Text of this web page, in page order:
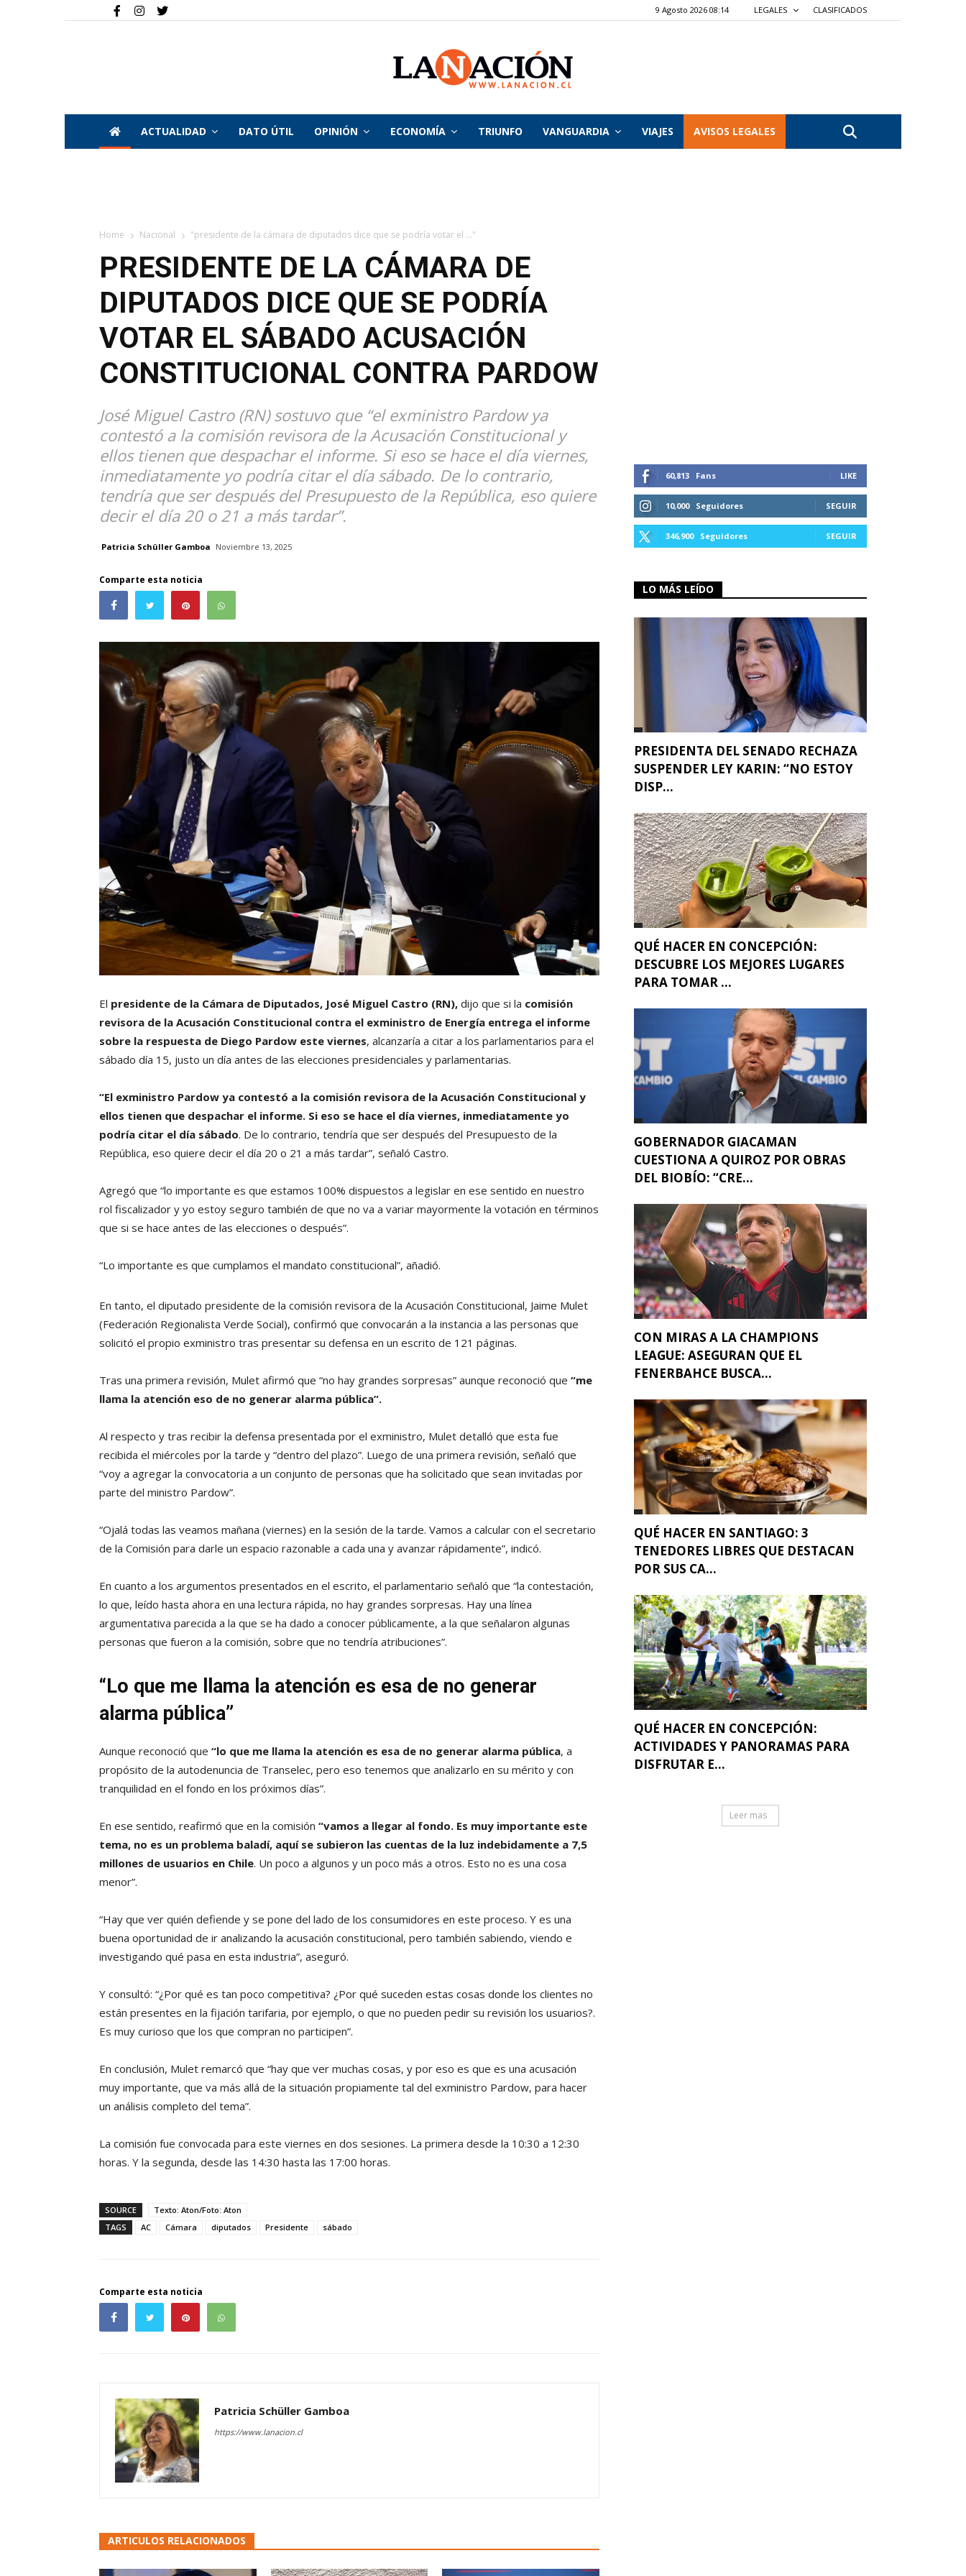
9 Agosto 2026 08:14 LEGALES CLASIFICADOS
La
ACTUALIDAD DATO ÚTIL OPINIÓN ECONOMÍA TRIUNFO VANGUARDIA VIAJES AVISOS LEGALES
Home Nacional "presidente de la cámara de diputados dice que se podría votar el ..."
PRESIDENTE DE LA CÁMARA DE
DIPUTADOS DICE QUE SE PODRÍA
VOTAR EL SÁBADO ACUSACIÓN
CONSTITUCIONAL CONTRA PARDOW
José Miguel Castro (RN) sostuvo que “el exministro Pardow ya
contestó a la comisión revisora de la Acusación Constitucional y
ellos tienen que despachar el informe. Si eso se hace el día viernes,
inmediatamente yo podría citar el día sábado. De lo contrario,
tendría que ser después del Presupuesto de la República, eso quiere
decir el día 20 o 21 a más tardar”.
Patricia Schüller Gamboa Noviembre 13, 2025
Comparte esta noticia
El presidente de la Cámara de Diputados, José Miguel Castro (RN), dijo que si la comisión
revisora de la Acusación Constitucional contra el exministro de Energía entrega el informe
sobre la respuesta de Diego Pardow este viernes, alcanzaría a citar a los parlamentarios para el
sábado día 15, justo un día antes de las elecciones presidenciales y parlamentarias.
“El exministro Pardow ya contestó a la comisión revisora de la Acusación Constitucional y
ellos tienen que despachar el informe. Si eso se hace el día viernes, inmediatamente yo
podría citar el día sábado. De lo contrario, tendría que ser después del Presupuesto de la
República, eso quiere decir el día 20 o 21 a más tardar”, señaló Castro.
Agregó que “lo importante es que estamos 100% dispuestos a legislar en ese sentido en nuestro
rol fiscalizador y yo estoy seguro también de que no va a variar mayormente la votación en términos
que si se hace antes de las elecciones o después”.
“Lo importante es que cumplamos el mandato constitucional”, añadió.
En tanto, el diputado presidente de la comisión revisora de la Acusación Constitucional, Jaime Mulet
(Federación Regionalista Verde Social), confirmó que convocarán a la instancia a las personas que
solicitó el propio exministro tras presentar su defensa en un escrito de 121 páginas.
Tras una primera revisión, Mulet afirmó que “no hay grandes sorpresas” aunque reconoció que “me
llama la atención eso de no generar alarma pública”.
Al respecto y tras recibir la defensa presentada por el exministro, Mulet detalló que esta fue
recibida el miércoles por la tarde y “dentro del plazo”. Luego de una primera revisión, señaló que
“voy a agregar la convocatoria a un conjunto de personas que ha solicitado que sean invitadas por
parte del ministro Pardow”.
“Ojalá todas las veamos mañana (viernes) en la sesión de la tarde. Vamos a calcular con el secretario
de la Comisión para darle un espacio razonable a cada una y avanzar rápidamente”, indicó.
En cuanto a los argumentos presentados en el escrito, el parlamentario señaló que “la contestación,
lo que, leído hasta ahora en una lectura rápida, no hay grandes sorpresas. Hay una línea
argumentativa parecida a la que se ha dado a conocer públicamente, a la que señalaron algunas
personas que fueron a la comisión, sobre que no tendría atribuciones”.
“Lo que me llama la atención es esa de no generar
alarma pública”
Aunque reconoció que “lo que me llama la atención es esa de no generar alarma pública, a
propósito de la autodenuncia de Transelec, pero eso tenemos que analizarlo en su mérito y con
tranquilidad en el fondo en los próximos días”.
En ese sentido, reafirmó que en la comisión “vamos a llegar al fondo. Es muy importante este
tema, no es un problema baladí, aquí se subieron las cuentas de la luz indebidamente a 7,5
millones de usuarios en Chile. Un poco a algunos y un poco más a otros. Esto no es una cosa
menor”.
“Hay que ver quién defiende y se pone del lado de los consumidores en este proceso. Y es una
buena oportunidad de ir analizando la acusación constitucional, pero también sabiendo, viendo e
investigando qué pasa en esta industria”, aseguró.
Y consultó: “¿Por qué es tan poco competitiva? ¿Por qué suceden estas cosas donde los clientes no
están presentes en la fijación tarifaria, por ejemplo, o que no pueden pedir su revisión los usuarios?.
Es muy curioso que los que compran no participen”.
En conclusión, Mulet remarcó que “hay que ver muchas cosas, y por eso es que es una acusación
muy importante, que va más allá de la situación propiamente tal del exministro Pardow, para hacer
un análisis completo del tema”.
La comisión fue convocada para este viernes en dos sesiones. La primera desde la 10:30 a 12:30
horas. Y la segunda, desde las 14:30 hasta las 17:00 horas.
SOURCE
Texto: Aton/Foto: Aton
TAGS
AC Cámara diputados Presidente sábado
Comparte esta noticia
Patricia Schüller Gamboa
https://www.lanacion.cl
ARTICULOS RELACIONADOS
60,813 Fans LIKE
10,000 Seguidores SEGUIR
346,900 Seguidores SEGUIR
LO MÁS LEÍDO
PRESIDENTA DEL SENADO RECHAZA
SUSPENDER LEY KARIN: “NO ESTOY
DISP...
QUÉ HACER EN CONCEPCIÓN:
DESCUBRE LOS MEJORES LUGARES
PARA TOMAR ...
GOBERNADOR GIACAMAN
CUESTIONA A QUIROZ POR OBRAS
DEL BIOBÍO: “CRE...
CON MIRAS A LA CHAMPIONS
LEAGUE: ASEGURAN QUE EL
FENERBAHCE BUSCA...
QUÉ HACER EN SANTIAGO: 3
TENEDORES LIBRES QUE DESTACAN
POR SUS CA...
QUÉ HACER EN CONCEPCIÓN:
ACTIVIDADES Y PANORAMAS PARA
DISFRUTAR E...
Leer mas